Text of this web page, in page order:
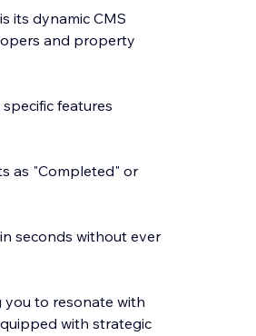
its dynamic CMS
and property
features
as "Completed" or
seconds without ever
you to resonate with
with strategic